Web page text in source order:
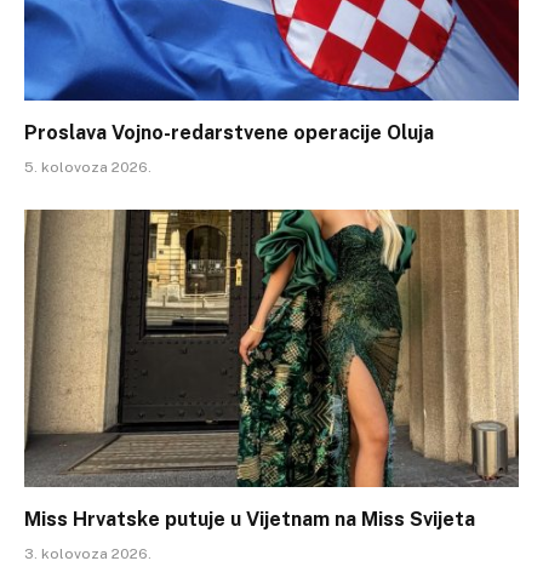
Proslava Vojno-redarstvene operacije Oluja
5. kolovoza 2026.
Miss Hrvatske putuje u Vijetnam na Miss Svijeta
3. kolovoza 2026.